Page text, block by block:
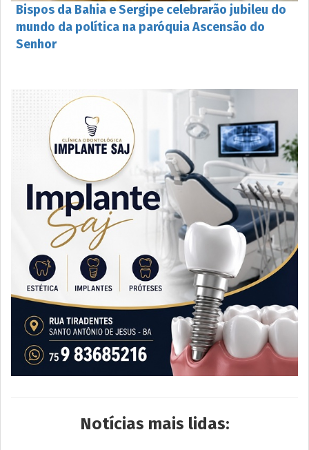
Bispos da Bahia e Sergipe celebrarão jubileu do
mundo da política na paróquia Ascensão do
Senhor
Notícias mais lidas: